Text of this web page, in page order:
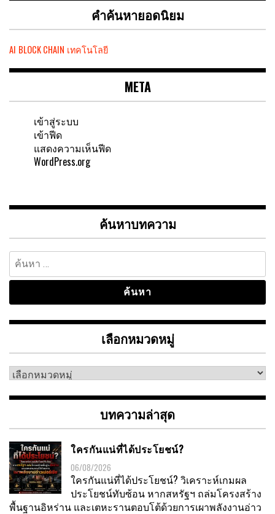
คำค้นหายอดนิยม
AI BLOCK CHAIN เทคโนโลยี
META
เข้าสู่ระบบ
เข้าฟีด
แสดงความเห็นฟีด
WordPress.org
ค้นหาบทความ
ค้นหา
สำหรับ:
เลือกหมวดหมู่
เลือก
หมู่
บทความล่าสุด
ใครกันแน่ที่ได้ประโยชน์?
06/08/2026
ใครกันแน่ที่ได้ประโยชน์? วิเคราะห์เกมผล
ประโยชน์ทับซ้อน หากสหรัฐฯ ถล่มโครงสร้าง
พื้นฐานอิหร่าน และเตหะรานตอบโต้ด้วยการเผาพลังงานอ่าว